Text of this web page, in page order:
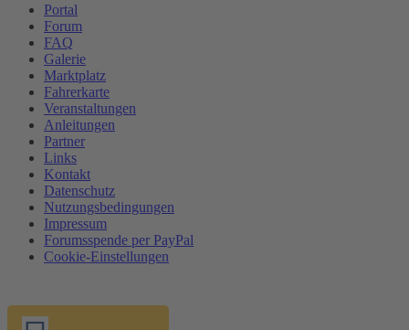
Portal
Forum
FAQ
Galerie
Marktplatz
Fahrerkarte
Veranstaltungen
Anleitungen
Partner
Links
Kontakt
Datenschutz
Nutzungsbedingungen
Impressum
Forumsspende per PayPal
Cookie-Einstellungen